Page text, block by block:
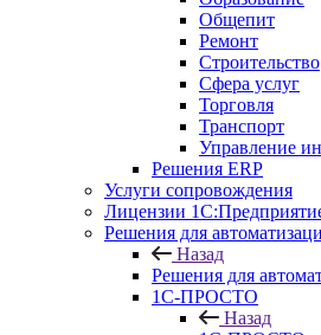
Общепит
Ремонт
Строительство
Сфера услуг
Торговля
Транспорт
Управление
Решения ERP
Услуги сопровождения
Лицензии
Решения для
Назад
Решения для
1С-ПРОСТО
Назад